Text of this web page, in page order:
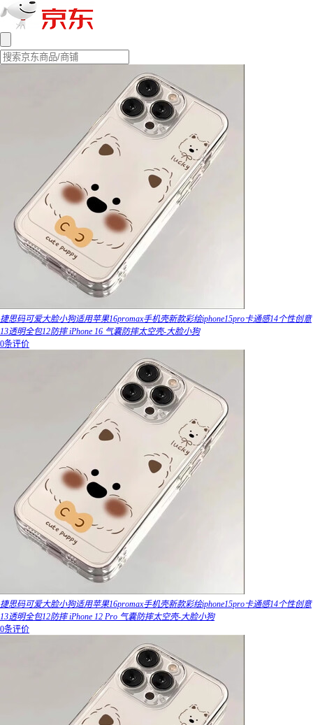
捷思码可爱大脸小狗适用苹果16promax手机壳新款彩绘iphone15pro卡通感14个性创意
13透明全包12防摔 iPhone 16 气囊防摔太空壳-大脸小狗
0条评价
捷思码可爱大脸小狗适用苹果16promax手机壳新款彩绘iphone15pro卡通感14个性创意
13透明全包12防摔 iPhone 12 Pro 气囊防摔太空壳-大脸小狗
0条评价